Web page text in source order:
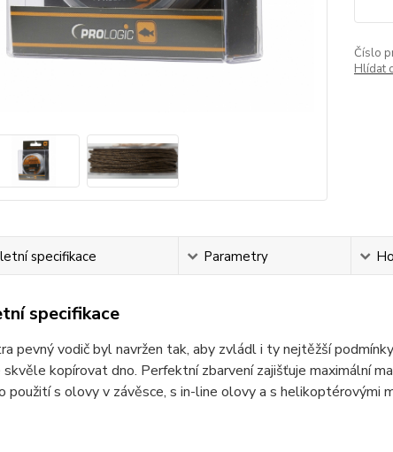
Číslo
Hlídat
specifikace Parametry
specifikace
pevný vodič byl navržen tak, aby zvládl i ty nejtěžší
kopírovat dno. Perfektní zbarvení zajišťuje maximální
použití s olovy v závěsce, s in-line olovy a s helikoptérovými